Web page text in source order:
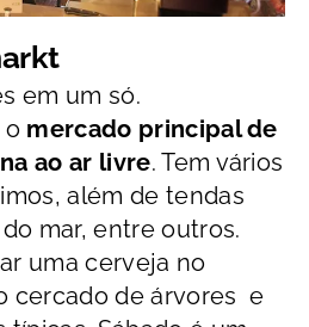
em um só.
o mercado principal de
ao ar livre. Tem vários
além de tendas
mar, entre outros.
uma cerveja no
cercado de árvores e